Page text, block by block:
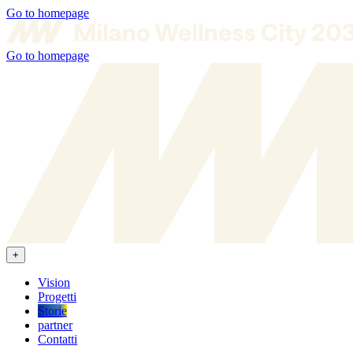
Go to homepage
Go to homepage
+
Vision
Progetti
Storie
partner
Contatti